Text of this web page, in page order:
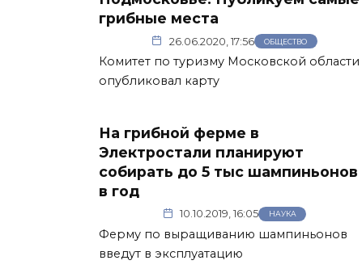
грибные места
26.06.2020, 17:56 ОБЩЕСТВО
Комитет по туризму Московской области
опубликовал карту
На грибной ферме в
Электростали планируют
собирать до 5 тыс шампиньонов
в год
10.10.2019, 16:05 НАУКА
Ферму по выращиванию шампиньонов
введут в эксплуатацию